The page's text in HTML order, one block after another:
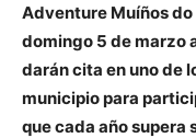
Adventure Muíños do
domingo 5 de marzo
darán cita en uno de
municipio para
que cada año supera